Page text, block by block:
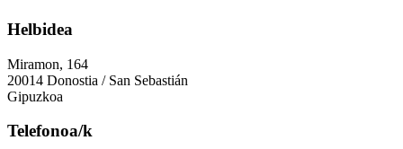
Helbidea
Miramon, 164
20014 Donostia / San Sebastián
Gipuzkoa
Telefonoa/k